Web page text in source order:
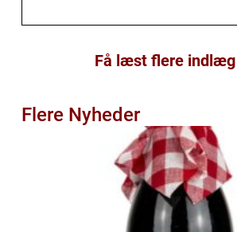
Få læst flere indlæg
Flere Nyheder